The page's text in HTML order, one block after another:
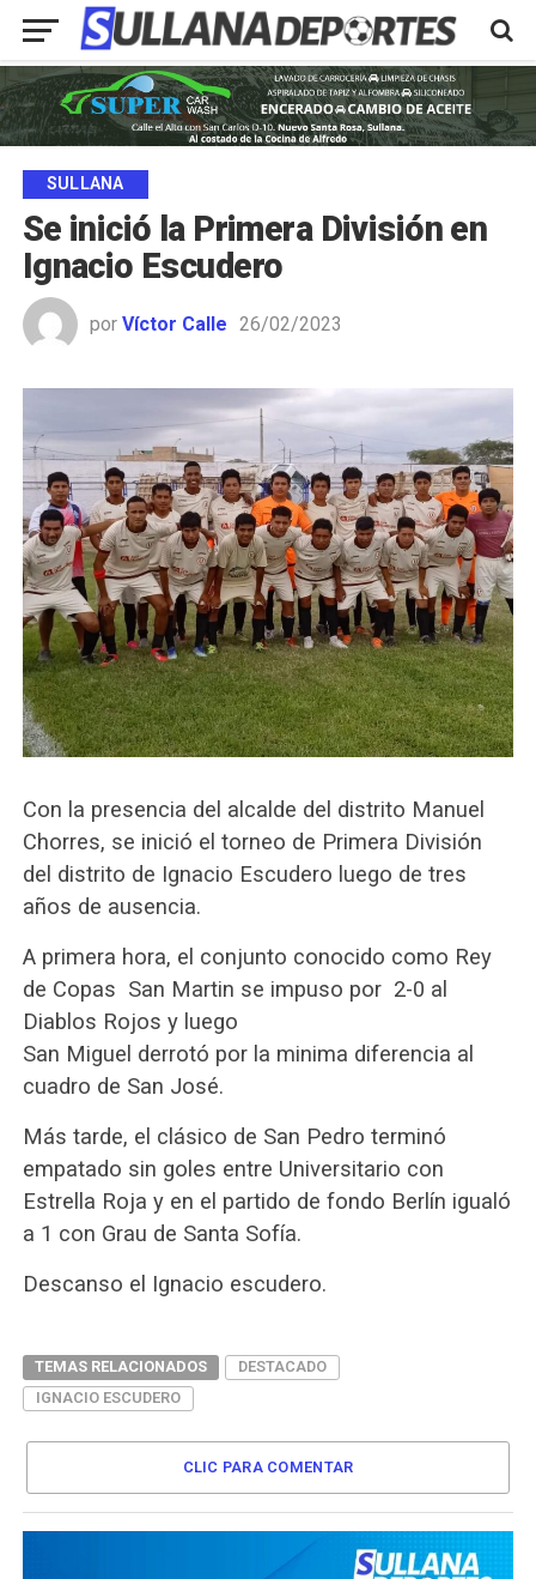
SULLANA
Se inició la Primera División en
Ignacio Escudero
por Víctor Calle 26/02/2023
Con la presencia del alcalde del distrito Manuel
Chorres, se inició el torneo de Primera División
del distrito de Ignacio Escudero luego de tres
años de ausencia.
A primera hora, el conjunto conocido como Rey
de Copas San Martin se impuso por 2-0 al
Diablos Rojos y luego
San Miguel derrotó por la minima diferencia al
cuadro de San José.
Más tarde, el clásico de San Pedro terminó
empatado sin goles entre Universitario con
Estrella Roja y en el partido de fondo Berlín igualó
a 1 con Grau de Santa Sofía.
Descanso el Ignacio escudero.
TEMAS RELACIONADOS
DESTACADO
IGNACIO ESCUDERO
CLIC PARA COMENTAR